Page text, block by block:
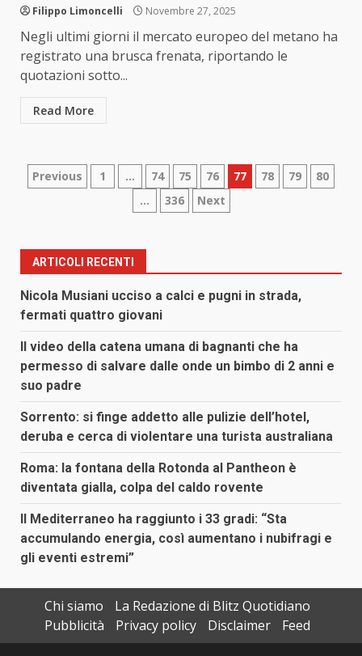
Filippo Limoncelli Novembre 27, 2025
Negli ultimi giorni il mercato europeo del metano ha
registrato una brusca frenata, riportando le
quotazioni sotto...
Read More
Paginazione
articoli
Previous 1 … 74 75 76 77 78 79
80
…
336 Next
ARTICOLI RECENTI
Nicola Musiani ucciso a calci e pugni in strada,
fermati quattro giovani
Il video della catena umana di bagnanti che ha
permesso di salvare dalle onde un bimbo di 2 anni e
suo padre
Sorrento: si finge addetto alle pulizie dell’hotel,
deruba e cerca di violentare una turista australiana
Roma: la fontana della Rotonda al Pantheon è
diventata gialla, colpa del caldo rovente
Il Mediterraneo ha raggiunto i 33 gradi: “Sta
accumulando energia, così aumentano i nubifragi e
gli eventi estremi”
Chi siamo
La Redazione di Blitz Quotidiano
Pubblicità
Privacy policy Disclaimer
Feed